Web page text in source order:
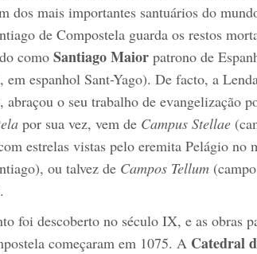
dos mais importantes santuários do
de Compostela guarda os restos
como Santiago Maior patrono de
em espanhol Sant-Yago). De facto, a
abraçou o seu trabalho de evangelização
por sua vez, vem de Campus Stellae
estrelas vistas pelo eremita Pelágio
ou talvez de Campos Tellum
foi descoberto no século IX, e as obras
começaram em 1075. A Catedral